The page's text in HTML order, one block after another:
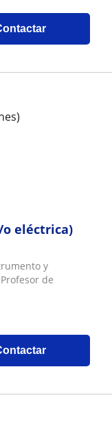
o eléctrica)
y
de